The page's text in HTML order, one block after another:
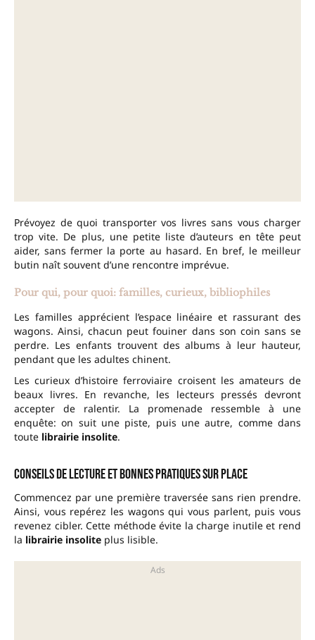
Prévoyez de quoi transporter vos livres sans vous charger
trop vite. De plus, une petite liste d’auteurs en tête peut
aider, sans fermer la porte au hasard. En bref, le meilleur
butin naît souvent d’une rencontre imprévue.
Pour qui, pour quoi: familles, curieux, bibliophiles
Les familles apprécient l’espace linéaire et rassurant des
wagons. Ainsi, chacun peut fouiner dans son coin sans se
perdre. Les enfants trouvent des albums à leur hauteur,
pendant que les adultes chinent.
Les curieux d’histoire ferroviaire croisent les amateurs de
beaux livres. En revanche, les lecteurs pressés devront
accepter de ralentir. La promenade ressemble à une
enquête: on suit une piste, puis une autre, comme dans
toute librairie insolite.
Conseils de lecture et bonnes pratiques sur place
Commencez par une première traversée sans rien prendre.
Ainsi, vous repérez les wagons qui vous parlent, puis vous
revenez cibler. Cette méthode évite la charge inutile et rend
la librairie insolite plus lisible.